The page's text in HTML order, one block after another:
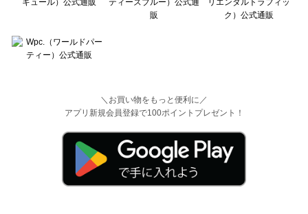
＼お買い物をもっと便利に／
アプリ新規会員登録で100ポイントプレゼント！